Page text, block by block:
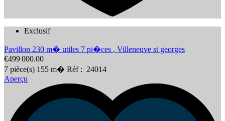
Exclusif
Pavillon 230 m� utiles 7 pi�ces , Villeneuve st georges
€499 000.00
7 pièce(s) 155 m� Réf : 24014
Aperçu